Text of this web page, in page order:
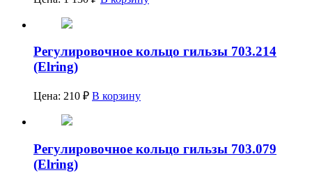
Регулировочное кольцо гильзы 703.214
(Elring)
Цена: 210 ₽ В корзину
Регулировочное кольцо гильзы 703.079
(Elring)